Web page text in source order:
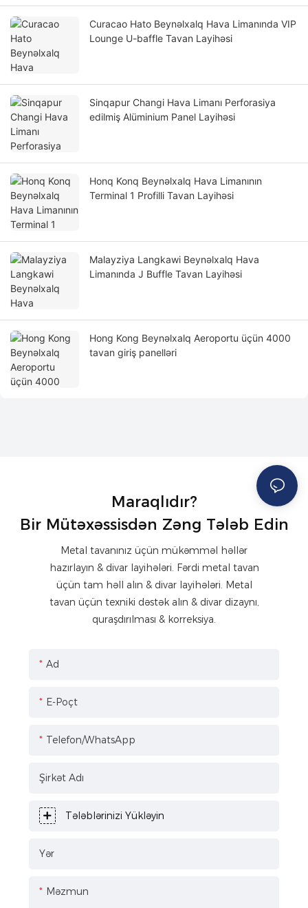
Curacao Hato Beynəlxalq Hava Limanında VIP
Lounge U-baffle Tavan Layihəsi
Sinqapur Changi Hava Limanı Perforasiya
edilmiş Alüminium Panel Layihəsi
Honq Konq Beynəlxalq Hava Limanının
Terminal 1 Profilli Tavan Layihəsi
Malayziya Langkawi Beynəlxalq Hava
Limanında J Buffle Tavan Layihəsi
Hong Kong Beynəlxalq Aeroportu üçün 4000
tavan giriş panelləri
Maraqlıdır?
Bir Mütəxəssisdən Zəng Tələb Edin
Metal tavanınız üçün mükəmməl həllər
hazırlayın & divar layihələri. Fərdi metal tavan
üçün tam həll alın & divar layihələri. Metal
tavan üçün texniki dəstək alın & divar dizaynı,
quraşdırılması & korreksiya.
Ad
E-Poçt
Telefon/WhatsApp
Şirkət Adı
Tələblərinizi Yükləyin
Yər
Məzmun